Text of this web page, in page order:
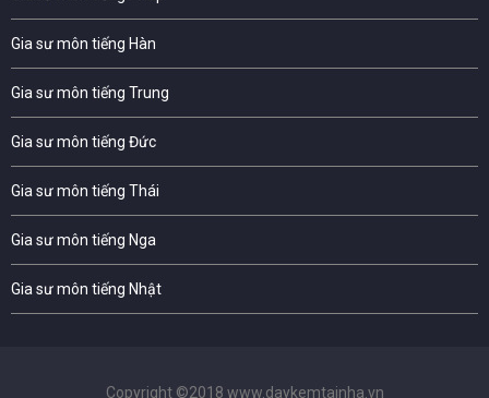
Gia sư môn tiếng Hàn
Gia sư môn tiếng Trung
Gia sư môn tiếng Đức
Gia sư môn tiếng Thái
Gia sư môn tiếng Nga
Gia sư môn tiếng Nhật
Copyright ©2018 www.daykemtainha.vn